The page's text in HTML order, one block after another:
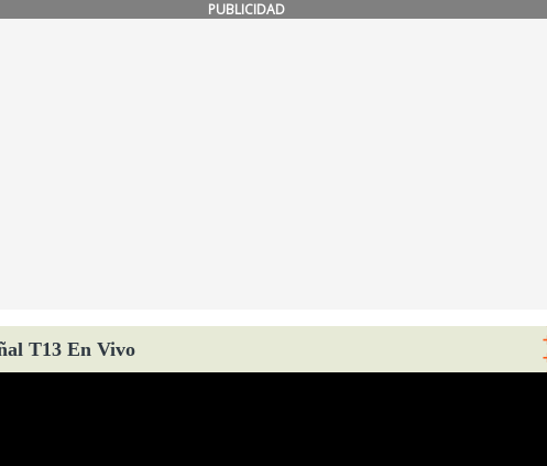
PUBLICIDAD
T13 En Vivo